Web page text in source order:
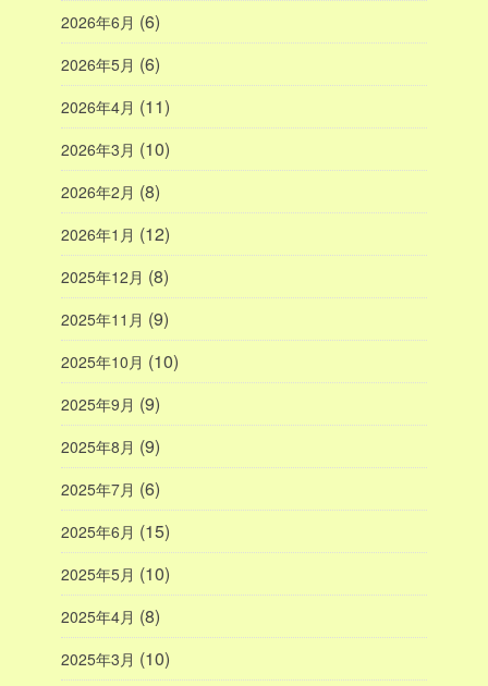
2026年6月 (6)
2026年5月 (6)
2026年4月 (11)
2026年3月 (10)
2026年2月 (8)
2026年1月 (12)
2025年12月 (8)
2025年11月 (9)
2025年10月 (10)
2025年9月 (9)
2025年8月 (9)
2025年7月 (6)
2025年6月 (15)
2025年5月 (10)
2025年4月 (8)
2025年3月 (10)